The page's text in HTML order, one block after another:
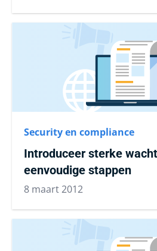
Security en compliance
Introduceer sterke
eenvoudige stappen
8 maart 2012